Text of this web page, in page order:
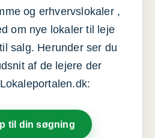
og erhvervslokaler ,
om nye lokaler til leje
salg. Herunder ser du
af de lejere der
til din søgning